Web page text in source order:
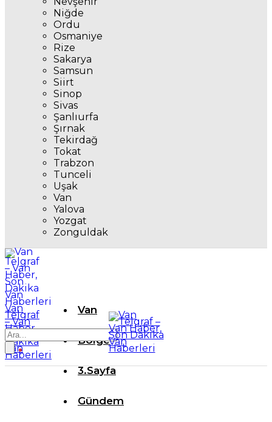
Niğde
Ordu
Osmaniye
Rize
Sakarya
Samsun
Siirt
Sinop
Sivas
Şanlıurfa
Şırnak
Tekirdağ
Tokat
Trabzon
Tunceli
Uşak
Van
Yalova
Yozgat
Zonguldak
Van
Telgraf
– Van
Haber,
Son
Dakika
Van
Haberleri
Van
Bölge
3.Sayfa
Gündem